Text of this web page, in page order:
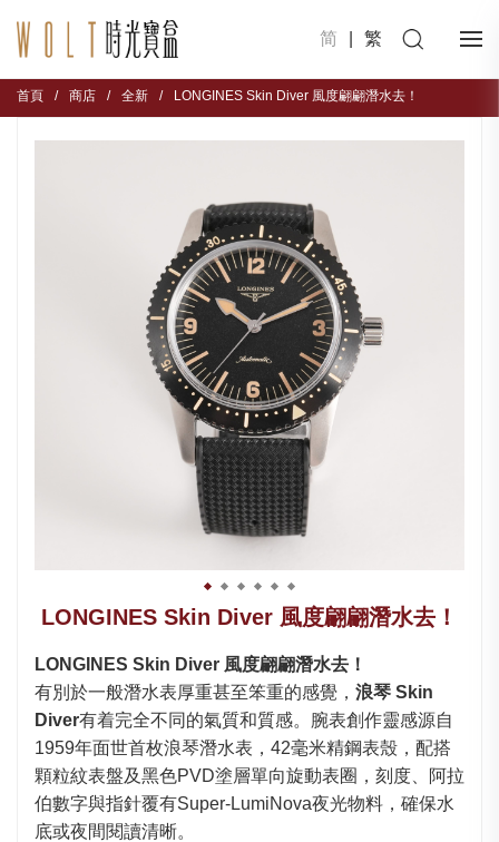
简 繁
首頁 / 商店 / 全新 / LONGINES Skin Diver 風度翩翩潛水去！
LONGINES Skin Diver 風度翩翩潛水去！
LONGINES Skin Diver 風度翩翩潛水去！
有別於一般潛水表厚重甚至笨重的感覺， 浪琴 Skin
Diver有着完全不同的氣質和質感。腕表創作靈感源自
1959年面世首枚浪琴潛水表，42毫米精鋼表殼，配搭
顆粒紋表盤及黑色PVD塗層單向旋動表圈，刻度、阿拉
伯數字與指針覆有Super-LumiNova夜光物料，確保水
底或夜間閱讀清晰。